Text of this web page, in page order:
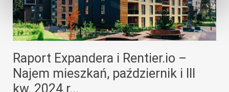
Raport Expandera i Rentier.io –
Najem mieszkań, październik i III
kw. 2024 r...